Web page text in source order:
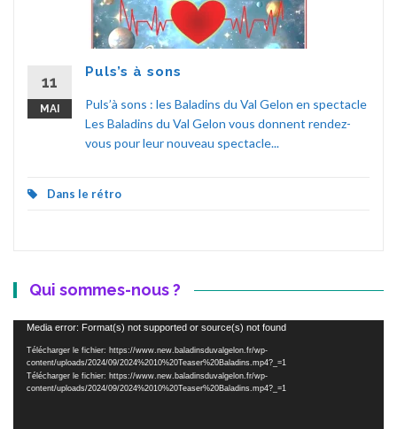
11
MAI
Puls’s à sons
Puls’à sons : les Baladins du Val Gelon en spectacle
Les Baladins du Val Gelon vous donnent rendez-
vous pour leur nouveau spectacle...
Dans le rétro
Qui sommes-nous ?
Lecteur
vidéo
Media error: Format(s) not supported or source(s) not found
Télécharger le fichier: https://www.new.baladinsduvalgelon.fr/wp-
content/uploads/2024/09/2024%2010%20Teaser%20Baladins.mp4?_=1
Télécharger le fichier: https://www.new.baladinsduvalgelon.fr/wp-
content/uploads/2024/09/2024%2010%20Teaser%20Baladins.mp4?_=1